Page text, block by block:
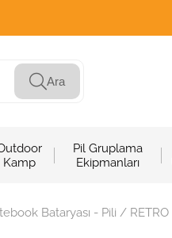
Ara
Kamp
Pil Gruplama
Ekipmanları
Bataryası - Pili / RETRO